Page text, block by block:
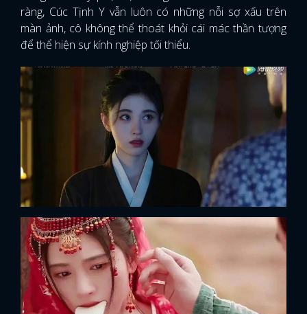
FACEBOOK GOOGLE
ràng, Cúc Tịnh Y vẫn luôn có những nỗi sợ xấu trên
màn ảnh, cô không thể thoát khỏi cái mác thần tượng
để thể hiện sự kính nghiệp tối thiểu.